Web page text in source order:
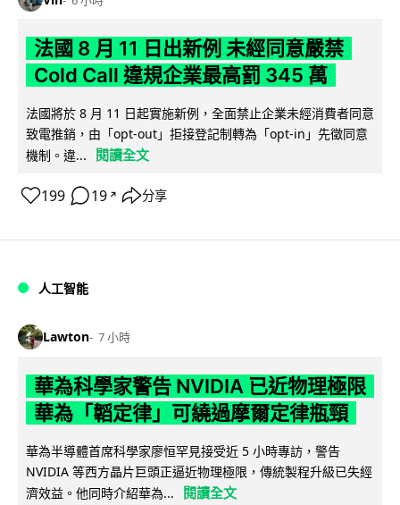
法國 8 月 11 日出新例 未經同意嚴禁
Cold Call 違規企業最高罰 345 萬
法國將於 8 月 11 日起實施新例，全面禁止企業未經消費者同意
致電推銷，由「opt-out」拒接登記制轉為「opt-in」先徵同意
機制。違...
閱讀全文
199 19 ↗ 分享
人工智能
Lawton 7 小時
華為科學家警告 NVIDIA 已近物理極限
華為「韜定律」可繞過摩爾定律瓶頸
華為半導體首席科學家廖恒罕見接受近 5 小時專訪，警告
NVIDIA 等西方晶片巨頭正逼近物理極限，傳統製程升級已失經
濟效益。他同時介紹華為...
閱讀全文